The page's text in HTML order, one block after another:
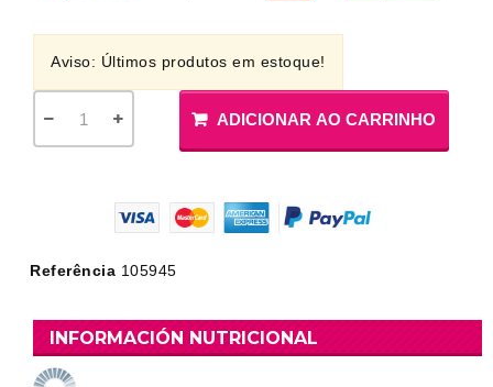
Aviso: Últimos produtos em estoque!
ADICIONAR AO CARRINHO
Referência 105945
INFORMACIÓN NUTRICIONAL